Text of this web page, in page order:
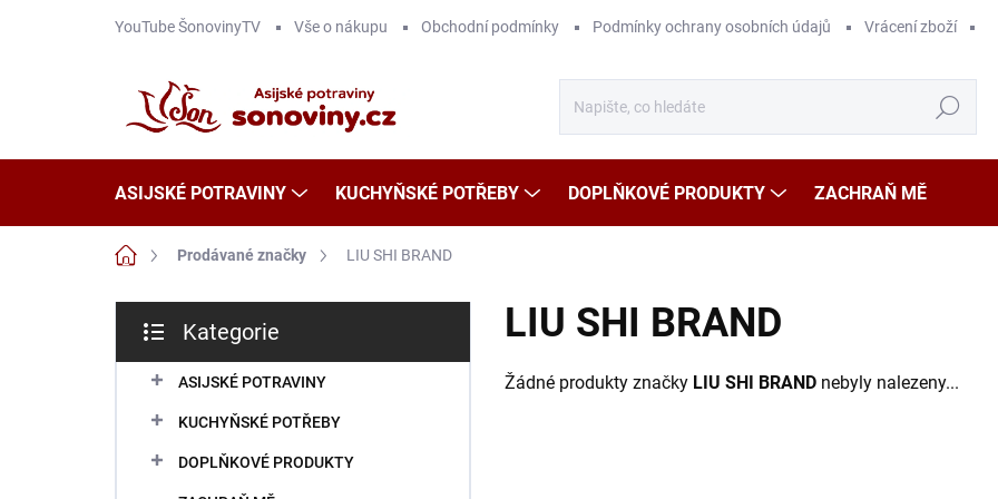
YouTube ŠonovinyTV Vše o nákupu Obchodní podmínky Podmínky ochrany osobních údajů Vrácení zboží
Hledat
ASIJSKÉ POTRAVINY KUCHYŇSKÉ POTŘEBY DOPLŇKOVÉ PRODUKTY ZACHRAŇ MĚ
Domů Prodávané značky LIU SHI BRAND
s
kategorie
Kategorie
ASIJSKÉ POTRAVINY
KUCHYŇSKÉ POTŘEBY
DOPLŇKOVÉ PRODUKTY
LIU SHI BRAND
Žádné produkty značky LIU SHI BRAND nebyly nalezeny...